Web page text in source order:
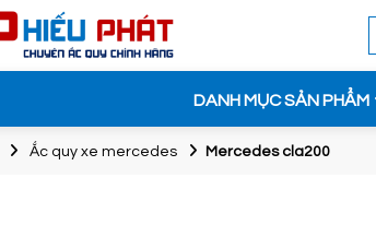
DANH MỤC SẢN PHẨM
Ắc quy xe mercedes Mercedes cla200